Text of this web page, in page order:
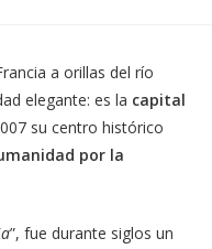
a orillas del río
elegante: es la capital
su centro histórico
por la
”, fue durante siglos un